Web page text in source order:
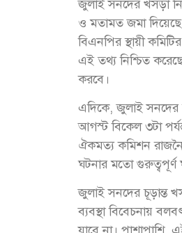
জুলাই সনদের খসড়া
ও মতামত জমা
বিএনপির স্থায়ী
এই তথ্য নিশ্চিত
করবে।
এদিকে, জুলাই
আগস্ট বিকেল ৩টা
ঐকমত্য কমিশন
ঘটনার মতো গুরুত্বপূর্ণ
জুলাই সনদের চূড়ান্ত
ব্যবস্থা বিবেচনায়